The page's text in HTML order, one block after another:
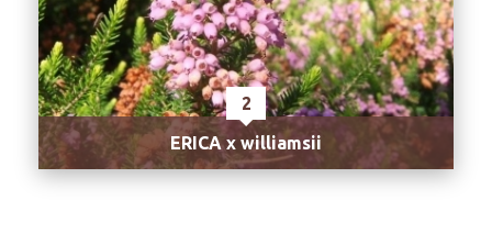
2
ERICA x williamsii